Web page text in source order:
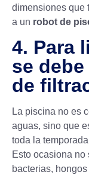
dimensiones que
a un robot de
4. Para
se
de
La piscina no es
aguas, sino que
toda la
Esto ocasiona
bacterias,